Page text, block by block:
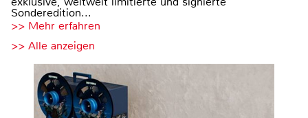
Sonderedition...
>> Mehr erfahren
>> Alle anzeigen